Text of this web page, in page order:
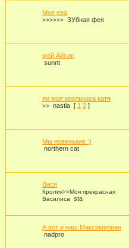
Моя ева
>>>>>> ЗУбная фея
мой Айсик
sunnt
яи моя крольчиха катя
>> nastia [ 1 2 ]
Мы новенькие :)
northern cat
Вася
Кролик>>Моя прекрасная
Василиса
sta
А вот и наш Максимилиан
nadpro